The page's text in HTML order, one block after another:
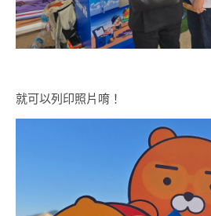
就可以列印照片唷！